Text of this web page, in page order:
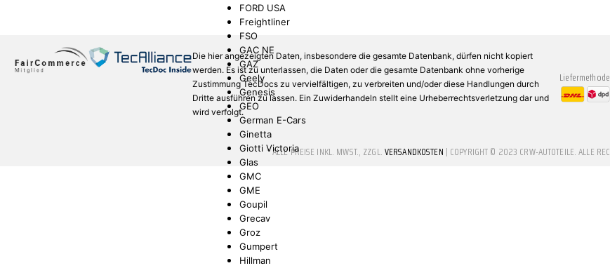
FORD USA
Freightliner
FSO
GAC NE
GAZ
Geely
Genesis
GEO
German E-Cars
Ginetta
Giotti Victoria
Glas
GMC
GME
Goupil
Grecav
Groz
Gumpert
Hillman
Die hier angezeigten Daten, insbesondere die gesamte Datenbank, dürfen nicht kopiert
werden. Es ist zu unterlassen, die Daten oder die gesamte Datenbank ohne vorherige
Zustimmung TecDocs zu vervielfältigen, zu verbreiten und/oder diese Handlungen durch
Dritte ausführen zu lassen. Ein Zuwiderhandeln stellt eine Urheberrechtsverletzung dar und
wird verfolgt.
* ALLE PREISE INKL. MWST., ZZGL.VERSANDKOSTEN | COPYRIGHT © 2023 CRW-AUTOTEILE. ALLE